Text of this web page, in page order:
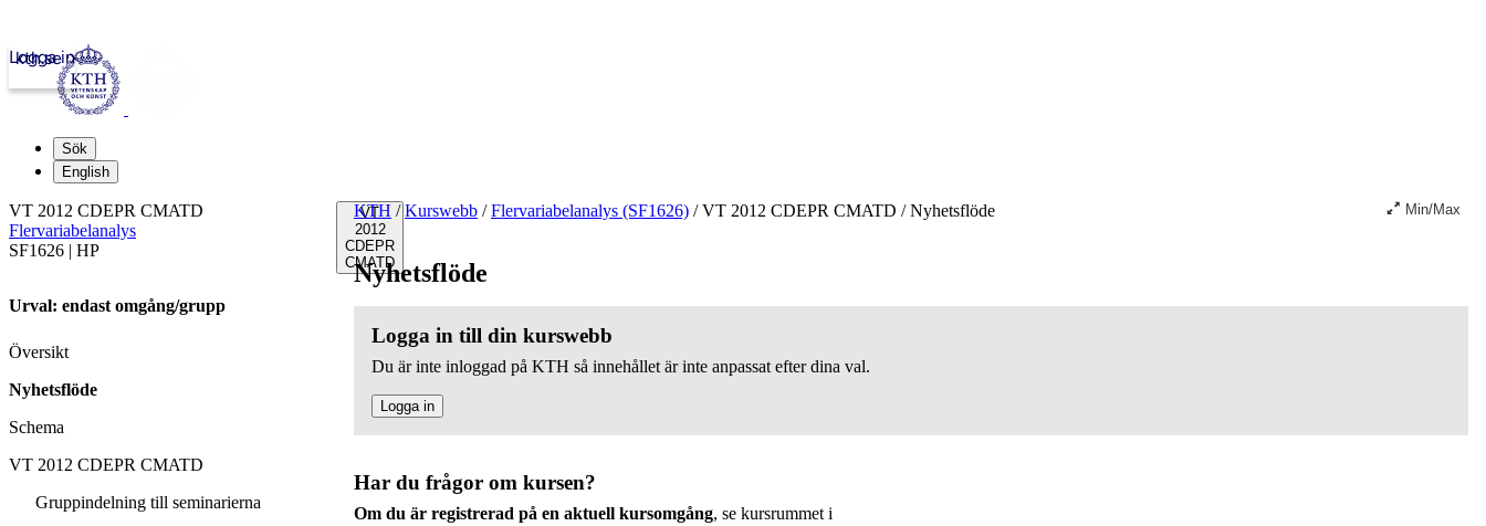
kth.se
Logga in
Sök
English
VT
2012
CDEPR
CMATD
KTH / Kurswebb / Flervariabelanalys (SF1626) /VT 2012 CDEPR CMATD /Nyhetsflöde Min/Max
Nyhetsflöde
Logga in till din kurswebb
Du är inte inloggad på KTH så innehållet är inte anpassat efter dina val.
Logga in
Har du frågor om kursen?
Om du är registrerad på en aktuell kursomgång, se kursrummet i
VT 2012 CDEPR CMATD
Flervariabelanalys
SF1626 | HP
Urval: endast omgång/grupp
Översikt
Nyhetsflöde
Schema
VT 2012 CDEPR CMATD
Gruppindelning till seminarierna